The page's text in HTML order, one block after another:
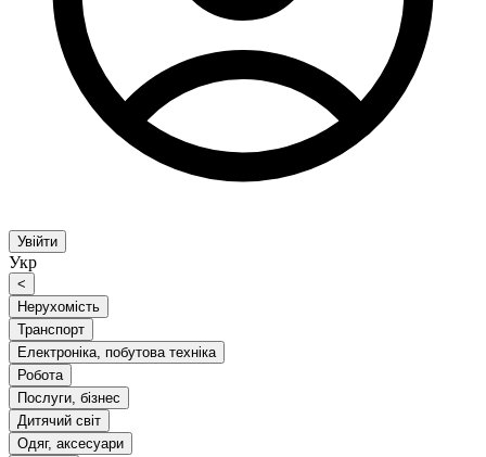
Увійти
Укр
<
Нерухомість
Транспорт
Електроніка, побутова техніка
Робота
Послуги, бізнес
Дитячий світ
Одяг, аксесуари